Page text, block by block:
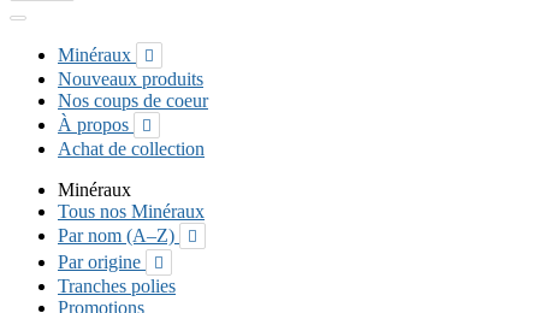
Minéraux 
Nouveaux produits
Nos coups de coeur
À propos

Achat de collection
Minéraux
Tous nos Minéraux
Par nom (A–Z)

Par origine 
Tranches polies
Promotions